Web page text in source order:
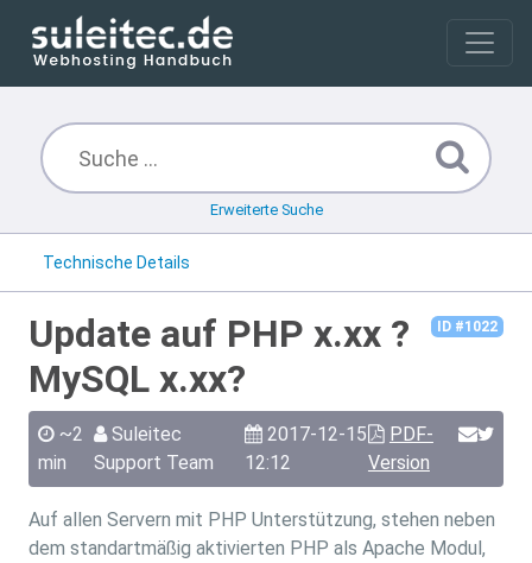
Erweiterte Suche
Technische Details
ID #1022
Update auf PHP x.xx ?
MySQL x.xx?
~2
min
Suleitec
Support Team
2017-12-15
12:12
PDF-
Version
Auf allen Servern mit PHP Unterstützung, stehen neben
dem standartmäßig aktivierten PHP als Apache Modul,